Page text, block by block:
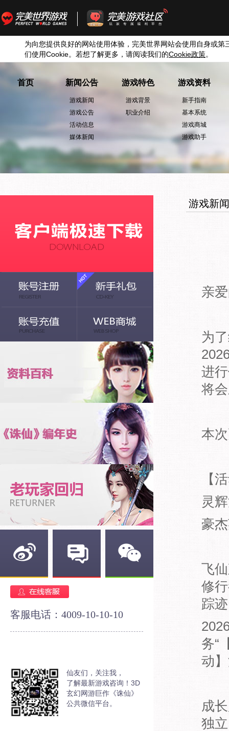
为向您提供良好的网站使用体验，完美世界网站会使用自身或第
们使用Cookie。若想了解更多，请阅读我们的Cookie政策。
首页 新闻公告
游戏新闻
游戏公告
活动信息
媒体新闻
游戏特色
游戏背景
职业介绍
游戏资料
新手指南
基本系统
游戏商城
游戏助手
客服电话：4009-10-10-10
仙友们，关注我，
了解最新游戏咨询！3D
玄幻网游巨作《诛仙》
公共微信平台。
游戏新闻
亲
为
进
将
本
【
灵
豪
飞
修
踪
务“
动
成
独